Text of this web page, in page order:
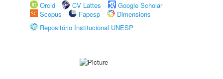
Orcid
CV Lattes
Google Scholar
Scopus
Fapesp
Dimensions
Repositório Institucional UNESP